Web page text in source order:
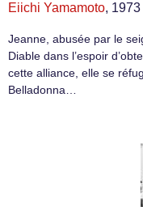
Eiichi Yamamoto, 1973
Jeanne, abusée par le
Diable dans l’espoir
cette alliance, elle se
Belladonna…